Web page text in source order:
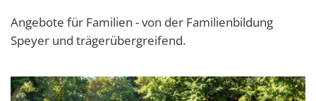
Angebote für Familien - von der Familienbildung
Speyer und trägerübergreifend.